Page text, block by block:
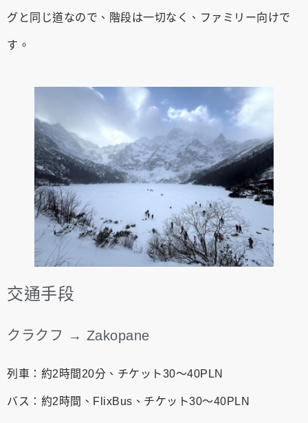
グと同じ道なので、階段は一切なく、ファミリー向けで
す。
交通手段
クラクフ → Zakopane
列車：約2時間20分、チケット30〜40PLN
バス：約2時間、FlixBus、チケット30〜40PLN